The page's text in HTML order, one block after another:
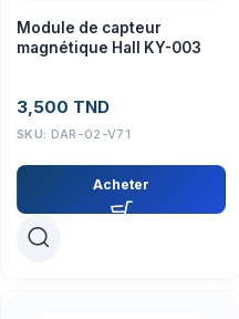
Module de capteur
magnétique Hall KY-003
3,500 TND
SKU: DAR-02-V71
Acheter